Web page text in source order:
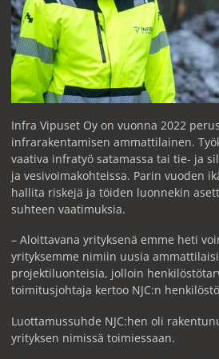
Infra Vipuset Oy on vuonna 2022
infrarakentamisen ammattilainen.
vaativa infratyö satamassa tai tie- ja
ja vesivoimakohteissa. Parin vuoden
hallita riskejä ja töiden luonnekin
suhteen vaatimuksia.
– Aloittavana yrityksenä emme heti
yrityksemme nimiin uusia
projektiluonteisia, jolloin
toimitusjohtaja kertoo NJC:n
Luottamussuhde NJC:hen oli
yrityksen nimissä toimiessaan.